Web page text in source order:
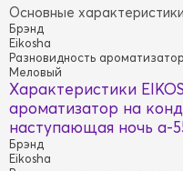
Основные характеристики
Брэнд
Eikosha
Разновидность
Меловый
Характеристики
ароматизатор на
наступающая ночь a-
Брэнд
Eikosha